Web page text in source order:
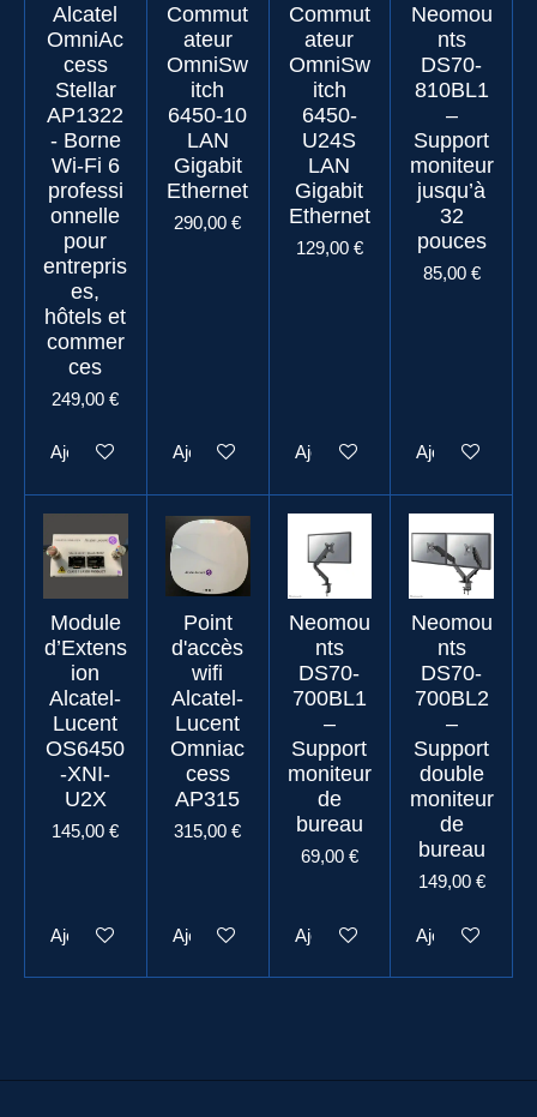
Alcatel
OmniAc
cess
Stellar
AP1322
- Borne
Wi-Fi 6
professi
onnelle
pour
entrepris
es,
hôtels et
commer
ces
249,00 €
Ajouter au panier
Commut
ateur
OmniSw
itch
6450-10
LAN
Gigabit
Ethernet
290,00 €
Ajouter au panier
Commut
ateur
OmniSw
itch
6450-
U24S
LAN
Gigabit
Ethernet
129,00 €
Ajouter au panier
Neomou
nts
DS70-
810BL1
–
Support
moniteur
jusqu’à
32
pouces
85,00 €
Ajouter au
Module
d’Extens
ion
Alcatel-
Lucent
OS6450
-XNI-
U2X
145,00 €
Ajouter au panier
Point
d'accès
wifi
Alcatel-
Lucent
Omniac
cess
AP315
315,00 €
Ajouter au panier
Neomou
nts
DS70-
700BL1
–
Support
moniteur
de
bureau
69,00 €
Ajouter au panier
Neomou
nts
DS70-
700BL2
–
Support
double
moniteur
de
bureau
149,00 €
Ajouter au